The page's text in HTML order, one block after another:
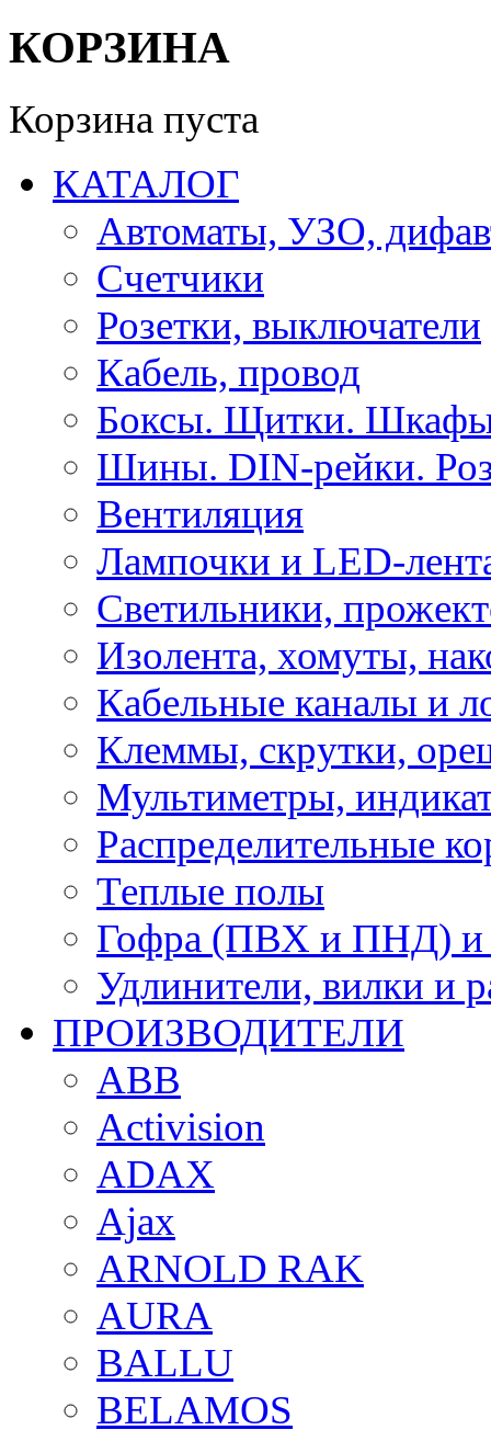
КОРЗИНА
Корзина пуста
КАТАЛОГ
Автоматы, УЗО,
Счетчики
Розетки, выключатели
Кабель, провод
Боксы. Щитки.
Шины. DIN-рейки.
Вентиляция
Лампочки и LED-
Светильники,
Изолента, хомуты,
Кабельные каналы и
Клеммы, скрутки,
Мультиметры,
Распределительные
Теплые полы
Гофра (ПВХ и ПНД) и
Удлинители, вилки и
ПРОИЗВОДИТЕЛИ
ABB
Activision
ADAX
Ajax
ARNOLD RAK
AURA
BALLU
BELAMOS